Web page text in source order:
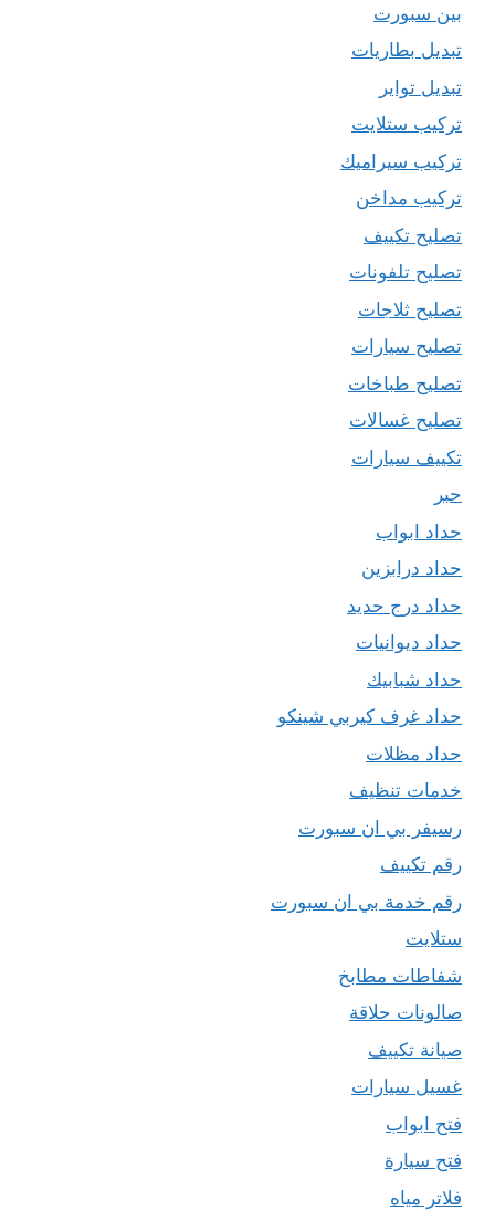
بين سبورت
تبديل بطاريات
تبديل تواير
تركيب ستلايت
تركيب سيراميك
تركيب مداخن
تصليح تكييف
تصليح تلفونات
تصليح ثلاجات
تصليح سيارات
تصليح طباخات
تصليح غسالات
تكييف سيارات
حبر
حداد ابواب
حداد درابزين
حداد درج حديد
حداد ديوانيات
حداد شبابيك
حداد غرف كيربي شينكو
حداد مظلات
خدمات تنظيف
رسيفر بي ان سبورت
رقم تكييف
رقم خدمة بي ان سبورت
ستلايت
شفاطات مطابخ
صالونات حلاقة
صيانة تكييف
غسيل سيارات
فتح ابواب
فتح سيارة
فلاتر مياه